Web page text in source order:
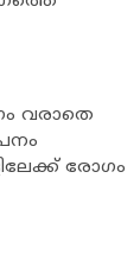
വരാതെ
രോഗം